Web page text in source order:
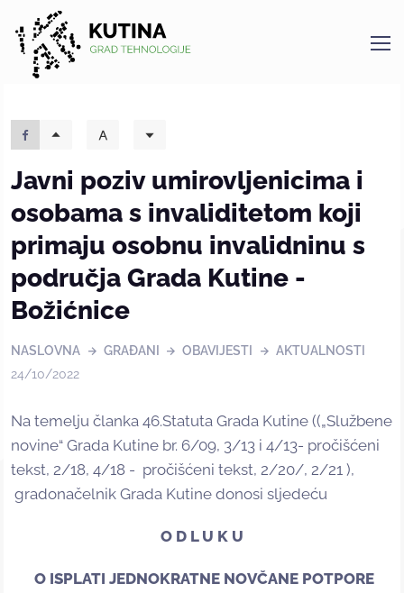
Kutina
Javni poziv umirovljenicima i
osobama s invaliditetom koji
primaju osobnu invalidninu s
područja Grada Kutine -
Božićnice
NASLOVNA GRAĐANI OBAVIJESTI
AKTUALNOSTI
24/10/2022
Na temelju članka 46.Statuta Grada Kutine ((„Službene
novine“ Grada Kutine br. 6/09, 3/13 i 4/13- pročišćeni
tekst, 2/18, 4/18 - pročišćeni tekst, 2/20/, 2/21 ),
gradonačelnik Grada Kutine donosi sljedeću
O D L U K U
O ISPLATI JEDNOKRATNE NOVČANE POTPORE